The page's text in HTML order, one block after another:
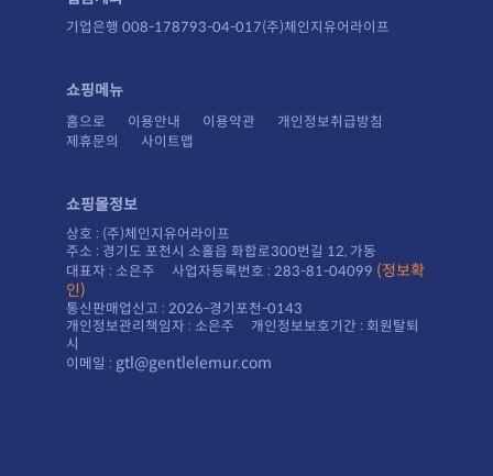
기업은행 008-178793-04-017(주)체인지유어라이프
쇼핑메뉴
홈으로 이용안내 이용약관
개인정보취급방침
제휴문의
사이트맵
쇼핑몰정보
상호 : (주)체인지유어라이프
주소 : 경기도 포천시 소홀읍 화합로300번길 12, 가동
대표자 : 소은주 사업자등록번호 : 283-81-04099
인)
통신판매업신고 : 2026-경기포천-0143
시
이메일 : gtl@gentlelemur.com